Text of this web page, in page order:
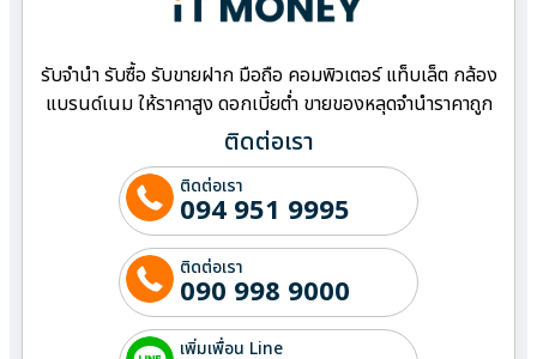
รับจำนำ รับซื้อ รับขายฝาก มือถือ คอมพิวเตอร์ แท็บเล็ต กล้อง
แบรนด์เนม ให้ราคาสูง ดอกเบี้ยต่ำ ขายของหลุดจำนำราคาถูก
ติดต่อเรา
ติดต่อเรา
094 951 9995
ติดต่อเรา
090 998 9000
เพิ่มเพื่อน Line